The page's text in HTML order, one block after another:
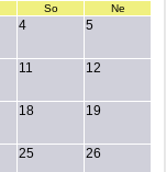
So Ne
4 5
11 12
18 19
25 26